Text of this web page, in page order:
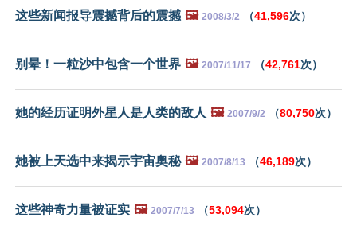
这些新闻报导震撼背后的震撼 🖼️ 2008/3/2 （41,596次）
别晕！一粒沙中包含一个世界 🖼️ 2007/11/17 （42,761次）
她的经历证明外星人是人类的敌人 🖼️ 2007/9/2 （80,750次）
她被上天选中来揭示宇宙奥秘 🖼️ 2007/8/13 （46,189次）
这些神奇力量被证实 🖼️ 2007/7/13 （53,094次）